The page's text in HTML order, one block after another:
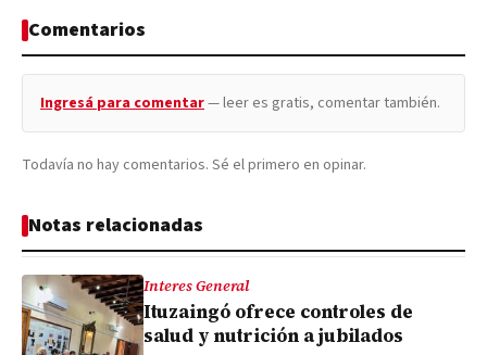
Comentarios
Ingresá para comentar— leer es gratis, comentar también.
Todavía no hay comentarios. Sé el primero en opinar.
Notas relacionadas
Interes General
Ituzaingó ofrece controles de
salud y nutrición a jubilados